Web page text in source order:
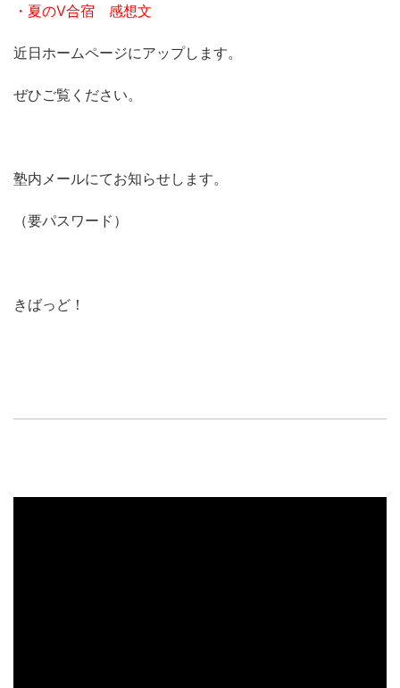
・夏のV合宿 感想文
近日ホームページにアップします。
ぜひご覧ください。
塾内メールにてお知らせします。
（要パスワード）
きばっど！